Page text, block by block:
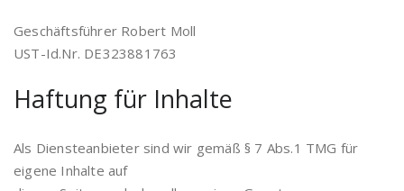
Geschäftsführer Robert Moll
UST-Id.Nr. DE323881763
Haftung für Inhalte
Als Diensteanbieter sind wir gemäß § 7 Abs.1 TMG für
eigene Inhalte auf